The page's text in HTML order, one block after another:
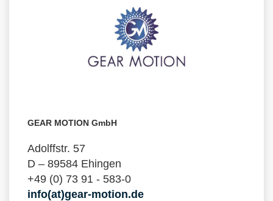
GEAR MOTION GmbH
Adolffstr. 57
D – 89584 Ehingen
+49 (0) 73 91 - 583-0
info(at)gear-motion.de